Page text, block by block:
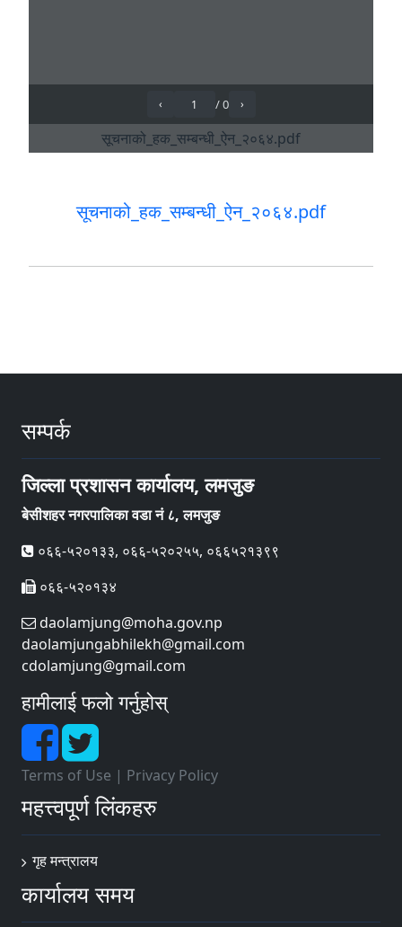
सूचनाको_हक_सम्बन्धी_ऐन_२०६४.pdf
सम्पर्क
जिल्ला प्रशासन कार्यालय, लमजुङ
बेसीशहर नगरपालिका वडा नं ८, लमजुङ
०६६-५२०१३३, ०६६-५२०२५५, ०६६५२१३९९
०६६-५२०१३४
daolamjung@moha.gov.np
daolamjungabhilekh@gmail.com
cdolamjung@gmail.com
हामीलाई फलो गर्नुहोस्
Terms of Use | Privacy Policy
महत्त्वपूर्ण लिंकहरु
गृह मन्त्रालय
कार्यालय समय